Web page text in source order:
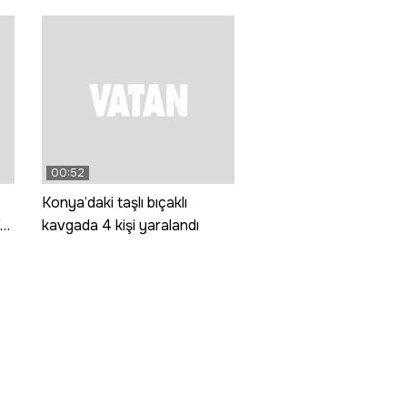
00:52
Konya’daki taşlı bıçaklı
kavgada 4 kişi yaralandı